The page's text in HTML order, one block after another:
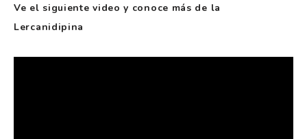
Ve el siguiente video y conoce más de la
Lercanidipina